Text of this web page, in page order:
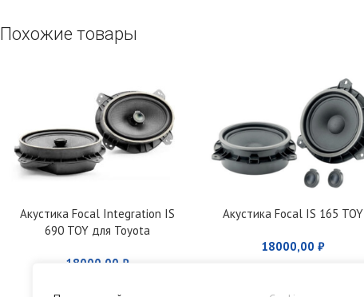
Похожие товары
Акустика Focal Integration IS
690 TOY для Toyota
18000,00 ₽
Акустика Focal IS 165 TOY
18000,00 ₽